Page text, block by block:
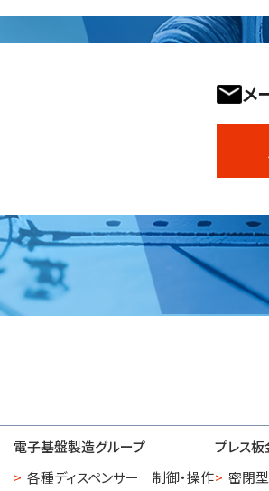
メ
電子基盤製造グループ
各種ディスペンサー 制御・操作
プレス
密閉